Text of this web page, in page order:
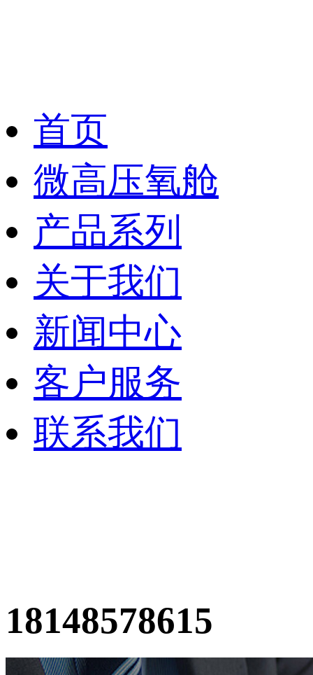
首页
微高压氧舱
产品系列
关于我们
新闻中心
客户服务
联系我们
18148578615